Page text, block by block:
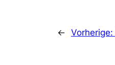
← Vorherige: